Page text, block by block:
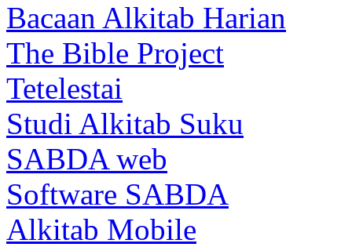
Bacaan Alkitab Harian
The Bible Project
Tetelestai
Studi Alkitab Suku
SABDA web
Software SABDA
Alkitab Mobile